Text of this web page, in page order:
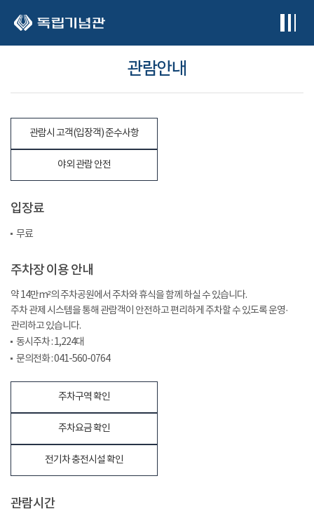
관람안내
관람시 고객(입장객) 준수사항
야외 관람 안전
입장료
무료
주차장 이용 안내
약 14만m²의 주차공원에서 주차와 휴식을 함께 하실 수 있습니다.
주차 관제 시스템을 통해 관람객이 안전하고 편리하게 주차할 수 있도록 운영·
관리하고 있습니다.
동시주차 : 1,224대
문의전화 : 041-560-0764
주차구역 확인
주차요금 확인
전기차 충전시설 확인
관람시간